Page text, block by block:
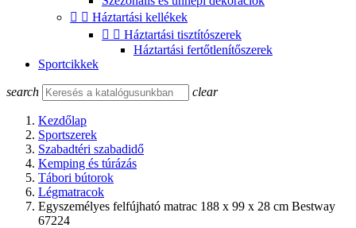
  Háztartási kellékek
  Háztartási tisztítószerek
Háztartási fertőtlenítőszerek
Sportcikkek
search clear
Kezdőlap
Sportszerek
Szabadtéri szabadidő
Kemping és túrázás
Tábori bútorok
Légmatracok
Egyszemélyes felfújható matrac 188 x 99 x 28 cm Bestway
67224